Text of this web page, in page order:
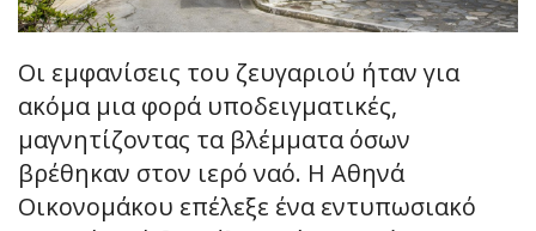
Οι εμφανίσεις του ζευγαριού ήταν για
ακόμα μια φορά υποδειγματικές,
μαγνητίζοντας τα βλέμματα όσων
βρέθηκαν στον ιερό ναό. Η Αθηνά
Οικονομάκου επέλεξε ένα εντυπωσιακό